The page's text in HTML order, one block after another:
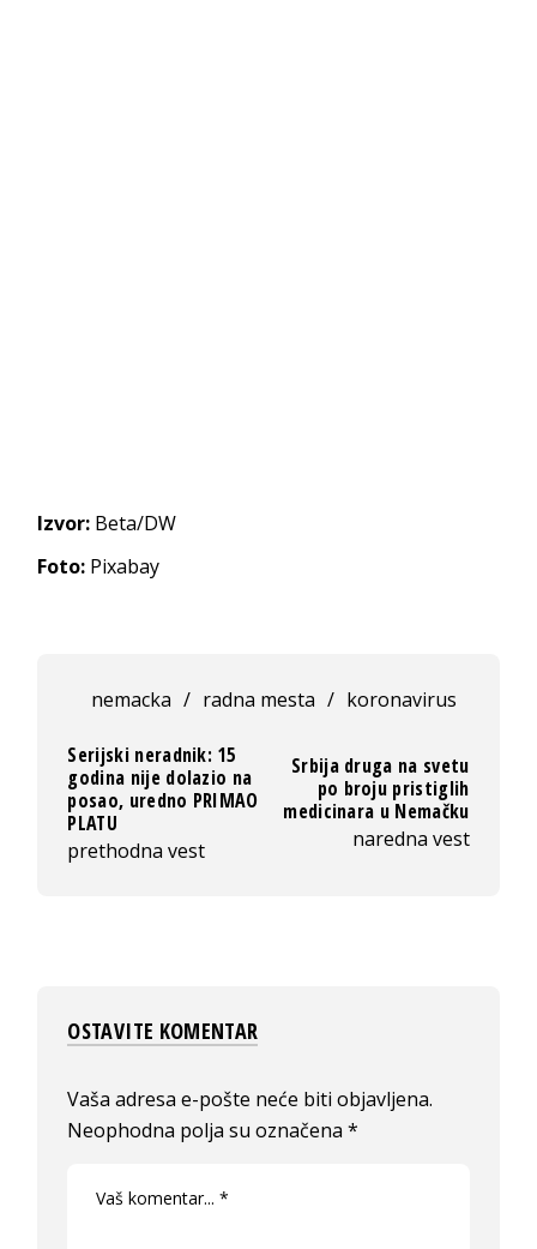
Izvor: Beta/DW
Foto: Pixabay
nemacka / radna mesta / koronavirus
Serijski neradnik: 15
godina nije dolazio na
posao, uredno PRIMAO
PLATU
prethodna vest
Srbija druga na svetu
po broju pristiglih
medicinara u Nemačku
naredna vest
OSTAVITE KOMENTAR
Vaša adresa e-pošte neće biti objavljena.
Neophodna polja su označena*